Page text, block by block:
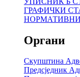
ГРАФИЧКИ
Органи
Скупштина
Предсједник